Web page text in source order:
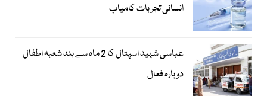
انسانی تجربات کامیاب
عباسی شہید اسپتال کا 2 ماہ سے بند شعبہ اطفال
دوبارہ فعال